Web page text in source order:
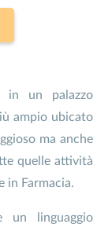
in un palazzo
ampio ubicato
ma anche
quelle attività
in Farmacia.
un linguaggio